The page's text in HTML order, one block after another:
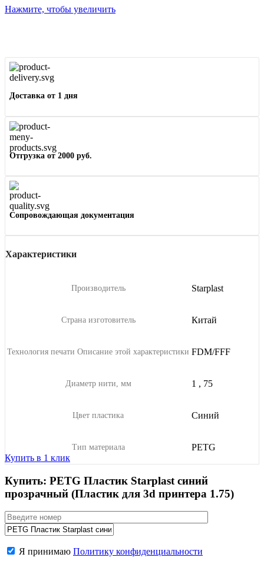
Нажмите, чтобы увеличить
Доставка от 1 дня
Отгрузка от 2000 руб.
Сопровождающая документация
Характеристики
Производитель Starplast
Страна изготовитель Китай
Технология печати Описание этой характеристики FDM/FFF
Диаметр нити, мм 1 , 75
Цвет пластика Синий
Тип материала
PETG
Купить в 1 клик
Купить: PETG Пластик Starplast синий
прозрачный (Пластик для 3d принтера 1.75)
Я принимаю Политику конфиденциальности